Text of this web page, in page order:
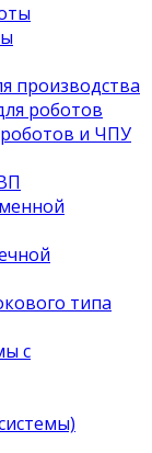
производства
роботов
и ЧПУ
типа
с